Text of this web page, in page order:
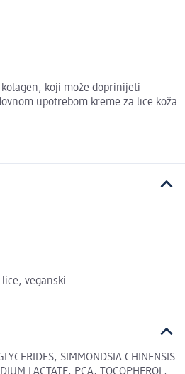
koji može doprinijeti
upotrebom kreme za lice koža
veganski
SIMMONDSIA CHINENSIS